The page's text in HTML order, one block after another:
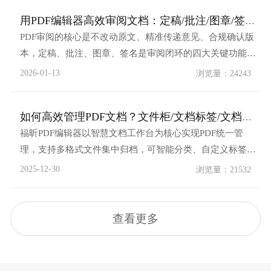
杂？1分钟学会文档自动分类...
用PDF编辑器高效审阅文档：定稿/批注/图章/签名全流程（附...
PDF审阅的核心是不改动原文、精准传递意见、合规确认版
本，定稿、批注、图章、签名是审阅闭环的四大关键功能。
以下以福昕PDF编辑器（通用逻辑适用于AdobeAcrobat等主
打开文档并进入审阅模式1.打开...
2026-01-13 浏览量：24243
如何高效管理PDF文档？文件柜/文档标签/文档定稿用起来！
福昕PDF编辑器以智慧文档工作台为核心实现PDF统一管
理，支持多格式文件集中归档，可智能分类、自定义标签并
自动同步文件夹。提供全文检索与文档雷达快速定位，批量
安全协作，适配政企与个人高效办公需...
2025-12-30 浏览量：21532
查看更多